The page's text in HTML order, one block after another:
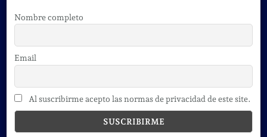
Nombre completo
Email
Al suscribirme acepto las normas de privacidad de este site.